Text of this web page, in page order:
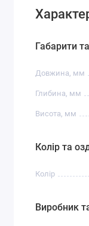
Габарити
Довжина, мм
Глибина, мм
Висота, мм
Колір та
Колір
Виробник